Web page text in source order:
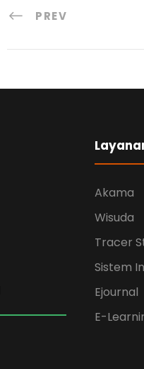
PREV
Akama
Wisuda
Tracer
Sistem
Ejournal
E-